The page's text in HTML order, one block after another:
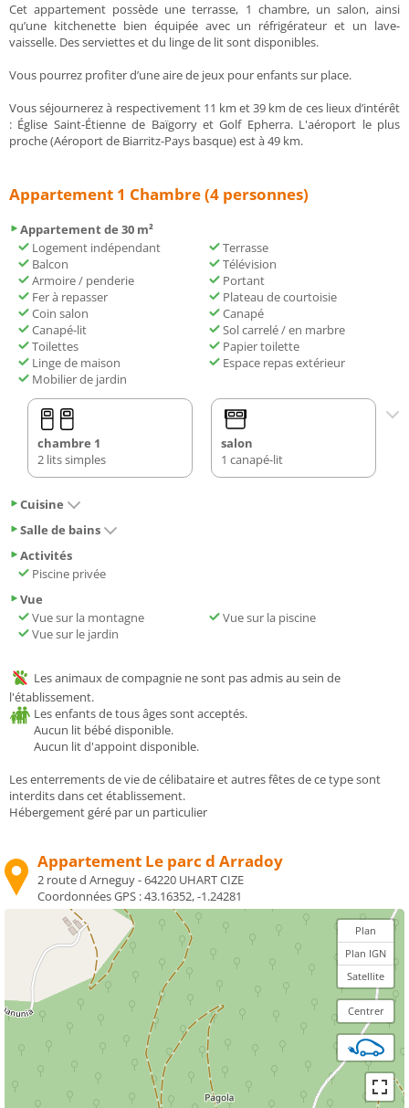
Cet appartement possède une terrasse, 1 chambre, un salon, ainsi
qu’une kitchenette bien équipée avec un réfrigérateur et un lave-
vaisselle. Des serviettes et du linge de lit sont disponibles.
Vous pourrez profiter d’une aire de jeux pour enfants sur place.
Vous séjournerez à respectivement 11 km et 39 km de ces lieux d’intérêt
: Église Saint-Étienne de Baïgorry et Golf Epherra. L'aéroport le plus
proche (Aéroport de Biarritz-Pays basque) est à 49 km.
Appartement 1 Chambre (4 personnes)
Appartement de 30 m²
Logement indépendant
Terrasse
Balcon
Télévision
Armoire / penderie
Portant
Fer à repasser
Plateau de courtoisie
Coin salon
Canapé
Canapé-lit
Sol carrelé / en marbre
Toilettes
Papier toilette
Linge de maison
Espace repas extérieur
Mobilier de jardin
chambre 1
2 lits simples
salon
1 canapé-lit
Cuisine
Salle de bains
Activités
Piscine privée
Vue
Vue sur la montagne
Vue sur la piscine
Vue sur le jardin
Les animaux de compagnie ne sont pas admis au sein de
l'établissement.
Les enfants de tous âges sont acceptés.
Aucun lit bébé disponible.
Aucun lit d'appoint disponible.
Les enterrements de vie de célibataire et autres fêtes de ce type sont
interdits dans cet établissement.
Hébergement géré par un particulier
Appartement Le parc d Arradoy
2 route d Arneguy - 64220 UHART CIZE
Coordonnées GPS :43.16352, -1.24281
Plan
Plan IGN
Satellite
Centrer